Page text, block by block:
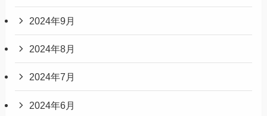
2024年9月
2024年8月
2024年7月
2024年6月